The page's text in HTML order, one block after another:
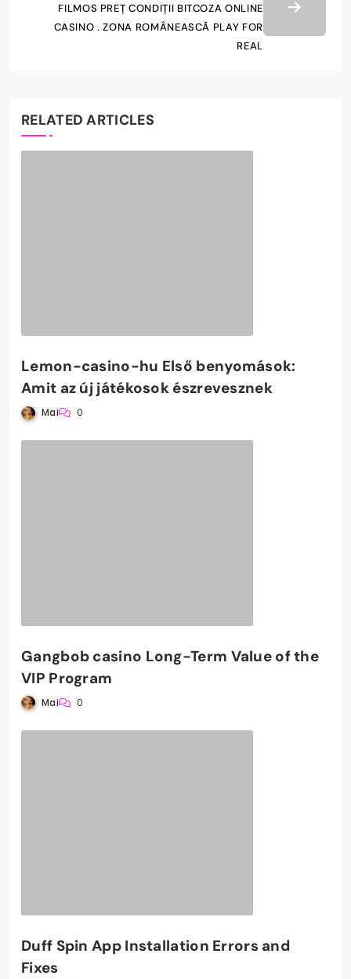
FILMOS PREȚ CONDIȚII BITCOZA ONLINE
CASINO . ZONA ROMÂNEASCĂ PLAY FOR
REAL
RELATED ARTICLES
Lemon-casino-hu Első benyomások:
Amit az új játékosok észrevesznek
Mai 0
Gangbob casino Long-Term Value of the
VIP Program
Mai 0
Duff Spin App Installation Errors and
Fixes